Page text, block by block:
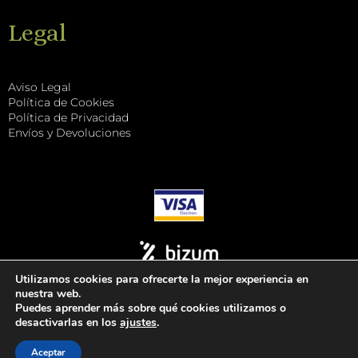
Legal
Aviso Legal
Política de Cookies
Política de Privacidad
Envíos y Devoluciones
Utilizamos cookies para ofrecerte la mejor experiencia en
nuestra web.
Puedes aprender más sobre qué cookies utilizamos o
desactivarlas en los ajustes.
Aceptar